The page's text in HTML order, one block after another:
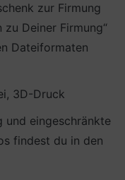
zur Firmung
Deiner Firmung“
Dateiformaten
3D-Druck
und eingeschränkte
findest du in den